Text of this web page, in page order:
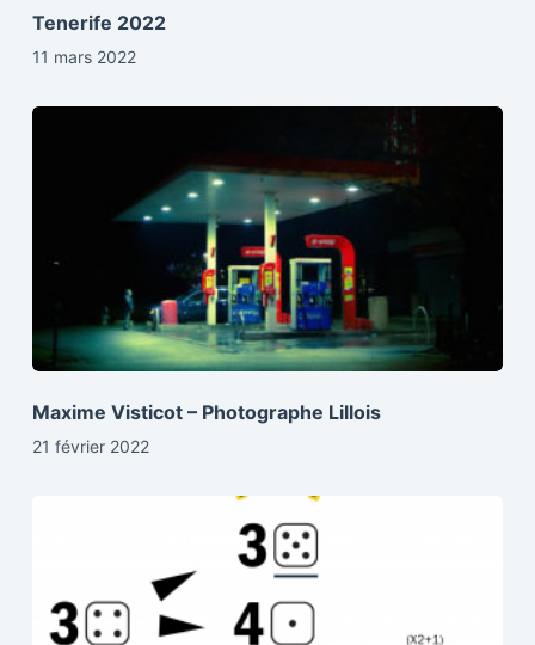
Tenerife 2022
11 mars 2022
Maxime Visticot – Photographe Lillois
21 février 2022